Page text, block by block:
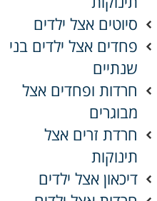
סיוטים אצל ילדים
פחדים אצל ילדים בני
שנתיים
חרדות ופחדים אצל
מבוגרים
חרדת זרים אצל
תינוקות
דיכאון אצל ילדים